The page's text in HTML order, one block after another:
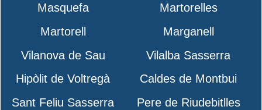
Masquefa
Martorelles
Martorell
Marganell
Vilanova de Sau
Vilalba Sasserra
Hipòlit de Voltregà
Caldes de Montbui
Sant Feliu Sasserra
Pere de Riudebitlles